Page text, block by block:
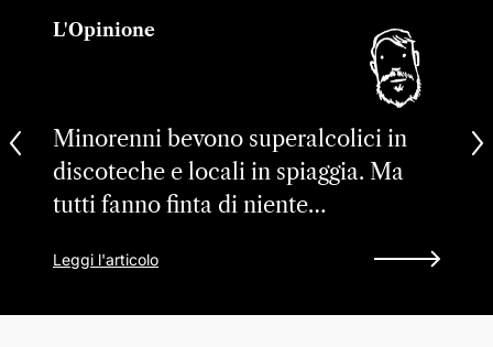
L'Opinione
Minorenni bevono superalcolici in
discoteche e locali in spiaggia. Ma
tutti fanno finta di niente…
Leggi l'articolo